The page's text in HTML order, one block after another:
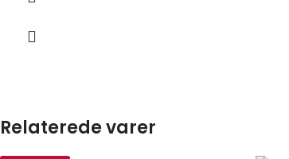
Relaterede varer